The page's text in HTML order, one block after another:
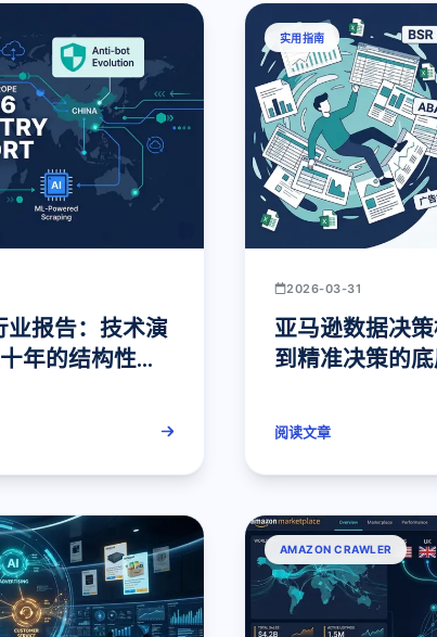
报告：技术演
年的结构性变
实用指南
2026-03-31
亚马逊数据决
到精准决策的
阅读文章
AMAZON CRAWLER